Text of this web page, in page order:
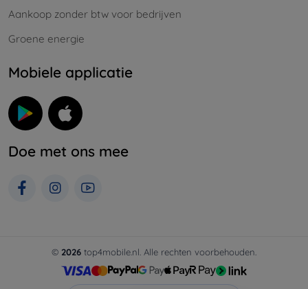
Aankoop zonder btw voor bedrijven
Groene energie
Mobiele applicatie
Doe met ons mee
© 2026 top4mobile.nl. Alle rechten voorbehouden.